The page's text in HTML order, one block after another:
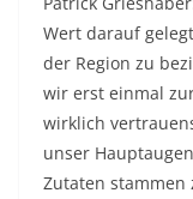
Wert darauf
der Region zu
wir erst einmal
wirklich
unser
Zutaten stammen